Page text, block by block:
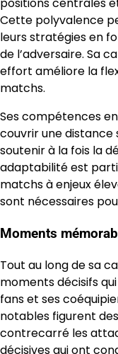
positions centrales
Cette polyvalence
leurs stratégies en
de l’adversaire. Sa
effort améliore la
matchs.
Ses compétences
couvrir une distance
soutenir à la fois la
adaptabilité est
matchs à enjeux
sont nécessaires
Moments
Tout au long de sa
moments décisifs
fans et ses
notables figurent
contrecarré les
décisives qui ont